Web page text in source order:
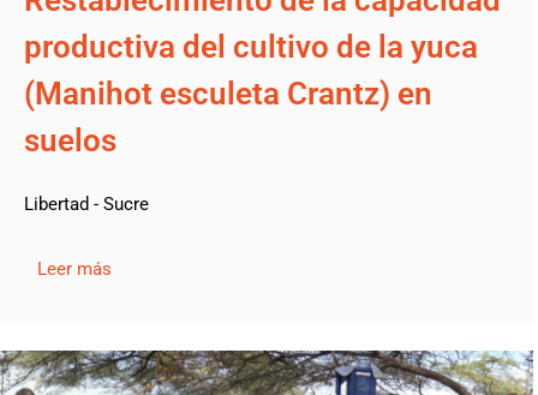
productiva del cultivo de la yuca
(Manihot esculeta Crantz) en
suelos
Libertad - Sucre
Leer más